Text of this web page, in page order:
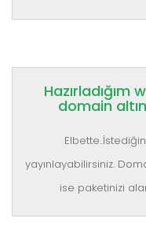
domain
yayınlayabilirsiniz.
ise paketinizi